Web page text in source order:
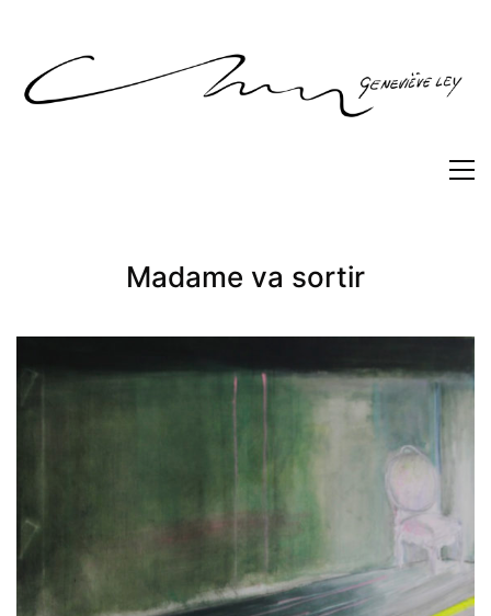
Madame va sortir